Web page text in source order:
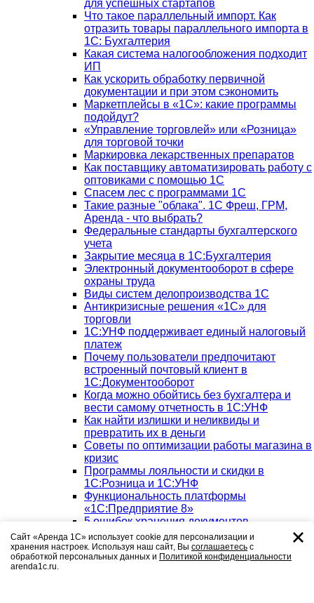
Сайт «Аренда 1С» использует cookie для персонализации и
хранения настроек. Используя наш сайт, Вы соглашаетесь с
обработкой персональных данных и Политикой конфиденциальности
arenda1c.ru.
для успешных стартапов
Что такое параллельный импорт. Как
отразить товары параллельного импорта в
1С: Бухгалтерия
Какая система налогообложения подходит
ИП
Как ускорить обработку первичной
документации и при этом сэкономить
Маркетплейсы в «1С»: какие программы
подойдут?
«Управление торговлей» или «Розница»
для торговой точки
Маркировка лекарственных препаратов
Как поставщику автоматизировать работу с
оптовиками с помощью 1С
Спасем лес с программами 1С
Такие разные "облака". 1С Фреш, ГРМ,
Аренда - что выбрать?
Федеральные стандарты бухгалтерского
учета
Закрытие месяца в 1С:Бухгалтерия
Электронный документооборот в сфере
охраны труда
Виды систем делопроизводства 1C
Антикризисные решения «1С» для
торговли
1С:УНФ поддерживает единый налоговый
платеж
Почему пользователи предпочитают
встроенный почтовый клиент в
1С:Документооборот
Когда можно обойтись без бухгалтера и
вести самому отчетность в 1С:УНФ
Как найти излишки и неликвиды и
превратить их в деньги
Советы по оптимизации работы магазина в
кризис
Программы лояльности и скидки в
1С:Розница и 1С:УНФ
Функциональность платформы
«1С:Предприятие 8»
5 ошибок хранения документов
организации. Риски и способы решения
Как магазину начать продавать товары в
Интернете с помощью 1С: УНФ